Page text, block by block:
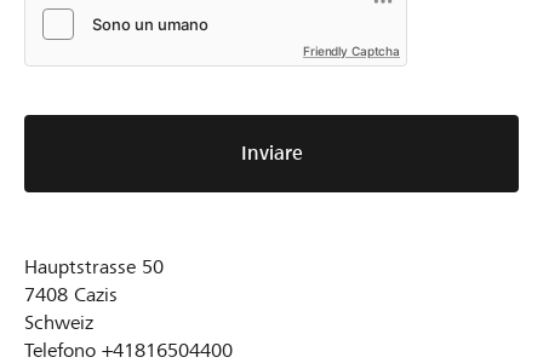
Friendly Captcha
Inviare
Hauptstrasse 50
7408 Cazis
Schweiz
Telefono +41816504400